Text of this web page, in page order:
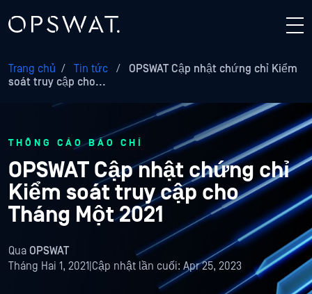
Trang chủ / Tin tức /
OPSWAT Cập nhật chứng chỉ Kiểm
soát truy cập cho...
THÔNG CÁO BÁO CHÍ
OPSWAT Cập nhật chứng chỉ
Kiểm soát truy cập cho
Tháng Một 2021
Qua OPSWAT
Tháng Hai 1, 2021 Cập nhật lần cuối: Apr 25, 2023